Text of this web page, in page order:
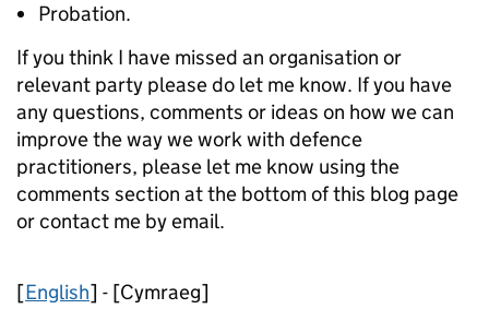
Probation.
If you think I have missed an organisation or
relevant party please do let me know. If you have
any questions, comments or ideas on how we can
improve the way we work with defence
practitioners, please let me know using the
comments section at the bottom of this blog page
or contact me by email.
[English] - [Cymraeg]